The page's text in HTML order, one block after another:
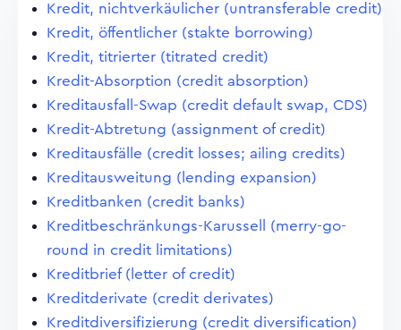
Kredit, nichtverkäulicher (untransferable credit)
Kredit, öffentlicher (stakte borrowing)
Kredit, titrierter (titrated credit)
Kredit-Absorption (credit absorption)
Kreditausfall-Swap (credit default swap, CDS)
Kredit-Abtretung (assignment of credit)
Kreditausfälle (credit losses; ailing credits)
Kreditausweitung (lending expansion)
Kreditbanken (credit banks)
Kreditbeschränkungs-Karussell (merry-go-
round in credit limitations)
Kreditbrief (letter of credit)
Kreditderivate (credit derivates)
Kreditdiversifizierung (credit diversification)